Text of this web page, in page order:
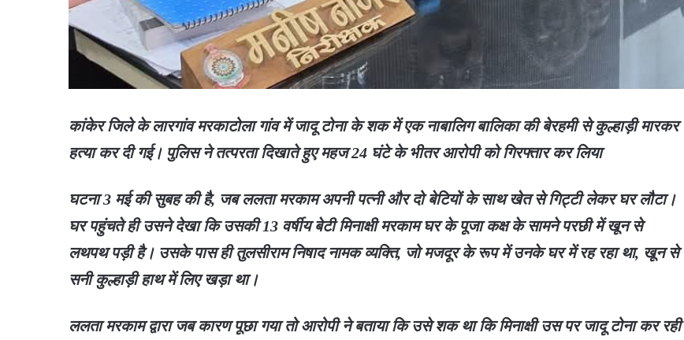
कांकेर जिले के लारगांव मरकाटोला गांव में जादू टोना के शक में एक नाबालिग बालिका की बेरहमी से कुल्हाड़ी मारकर
हत्या कर दी गई। पुलिस ने तत्परता दिखाते हुए महज 24 घंटे के भीतर आरोपी को गिरफ्तार कर लिया
घटना 3 मई की सुबह की है, जब ललता मरकाम अपनी पत्नी और दो बेटियों के साथ खेत से गिट्टी लेकर घर लौटा।
घर पहुंचते ही उसने देखा कि उसकी 13 वर्षीय बेटी मिनाक्षी मरकाम घर के पूजा कक्ष के सामने परछी में खून से
लथपथ पड़ी है। उसके पास ही तुलसीराम निषाद नामक व्यक्ति, जो मजदूर के रूप में उनके घर में रह रहा था, खून से
सनी कुल्हाड़ी हाथ में लिए खड़ा था।
ललता मरकाम द्वारा जब कारण पूछा गया तो आरोपी ने बताया कि उसे शक था कि मिनाक्षी उस पर जादू टोना कर रही